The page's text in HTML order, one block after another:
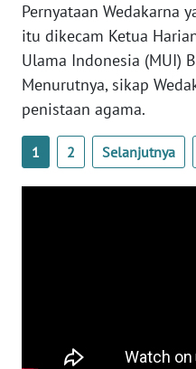
Pernyataan Wedakarna
itu dikecam Ketua
Ulama Indonesia (MUI)
Menurutnya, sikap
penistaan agama.
1 2 Selanjutnya
WN
BABEL
SUMSEL
JATENG